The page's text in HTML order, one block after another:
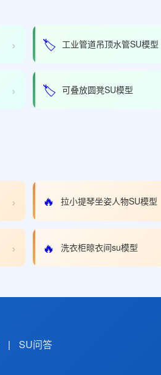
› 🏷️ 工业管道吊顶水管SU模型
› 🏷️ 可叠放圆凳SU模型
› 🔥 拉小提琴坐姿人物SU模型
› 🔥 洗衣柜晾衣间su模型
| SU问答